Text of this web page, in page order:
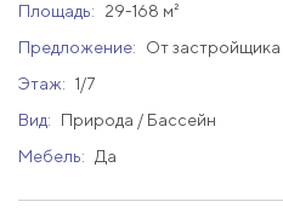
Площадь:
29-168 м²
Предложение:
От застройщика
Этаж: 1/7
Вид:
Природа / Бассейн
Мебель:
Да